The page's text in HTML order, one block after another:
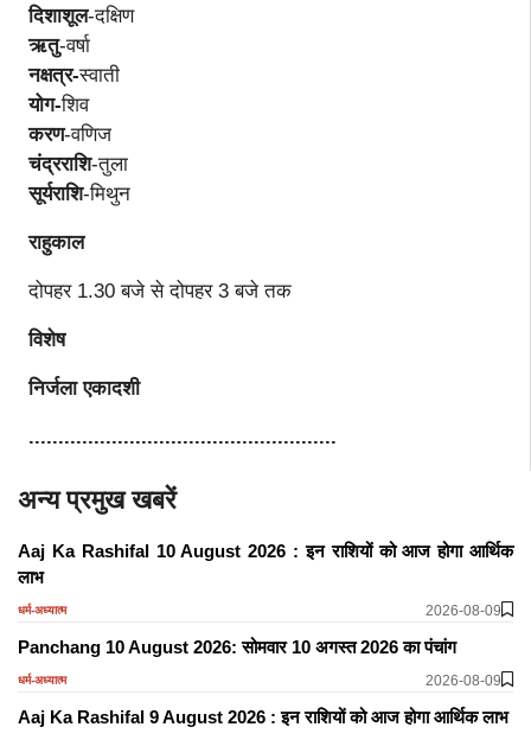
दिशाशूल-दक्षिण
ऋतु-वर्षा
नक्षत्र-स्वाती
योग-शिव
करण-वणिज​​​​​​​
चंद्रराशि-तुला
सूर्यराशि-मिथुन
राहुकाल
दोपहर 1.30 बजे से दोपहर 3 बजे तक
विशेष
निर्जला एकादशी
....................................................
अन्य प्रमुख खबरें
Aaj Ka Rashifal 10 August 2026 : इन राशियों को आज होगा आर्थिक
लाभ
धर्म-अध्यात्म 2026-08-09
Panchang 10 August 2026: सोमवार 10 अगस्त 2026 का पंचांग
धर्म-अध्यात्म 2026-08-09
Aaj Ka Rashifal 9 August 2026 : इन राशियों को आज होगा आर्थिक लाभ